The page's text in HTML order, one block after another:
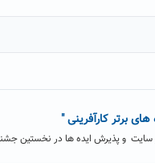
برتر کارآفرینی "
سایت و پذیرش ایده ها در نخستین